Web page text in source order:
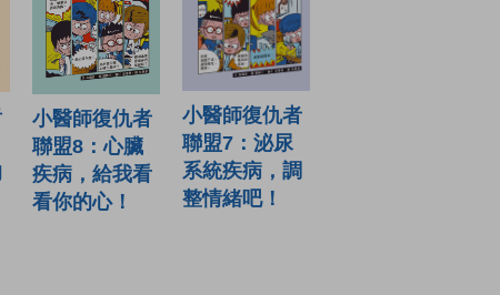
小醫師復仇者
聯盟8：心臟
疾病，給我看
看你的心！
小醫師復仇者
聯盟7：泌尿
系統疾病，調
整情緒吧！